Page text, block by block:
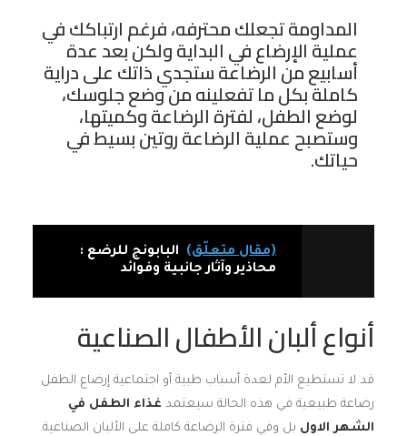
المداومة تجعلك محترفه، فرغم ارتباكك في
عملية الإرضاع في البداية ولكن بعد عدة
أسابيع من الرضاعة ستجدي ذاتك على دراية
كاملة بكل ما تفعلينه من وضع جلوسك،
لوضع الطفل، لفترة الرضاعة وكميتها،
وستصبح عملية الرضاعة روتين بسيط في
حياتك.
(مقال متعلّق)
البابونج للرضع :
محاذير وآثار جانبية وفوائد
أنواع ألبان الأطفال الصناعية
قد لا تستطيع الأم لعدة أسباب طبية أو اجتماعية إرضاع الطفل
رضاعة طبيعية في هذه الحالة سيعتمد غذاء الطفل في
الشهر الاول بل وفي فترة الرضاعة كاملة على الألبان الصناعية.